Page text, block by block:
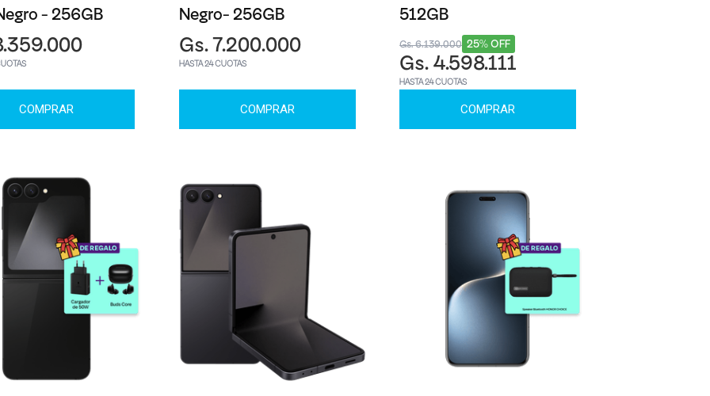
- 256GB
COMPRAR
Negro- 256GB
Gs. 7.200.000
HASTA 24 CUOTAS
COMPRAR
512GB
25% OFF
Gs. 6.139.000
Gs. 4.598.111
HASTA 24 CUOTAS
COMPRAR